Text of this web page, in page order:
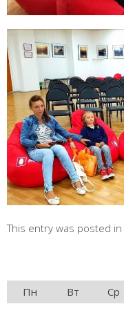
This entry was posted in
Пн
Вт Ср